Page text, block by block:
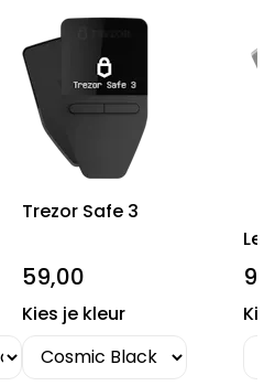
Trezor Safe 3
59,00
Kies je kleur